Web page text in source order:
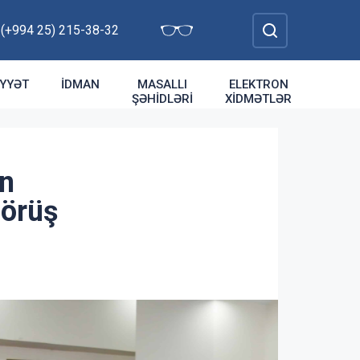
25) 215-38-32
İDMAN
MASALLI
ŞƏHIDLƏRI
ELEKTRON
XIDMƏTLƏR